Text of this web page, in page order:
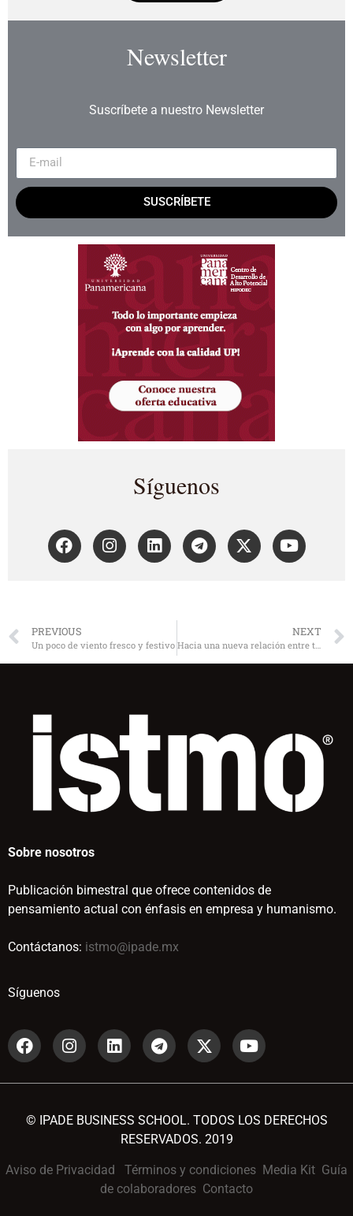
Newsletter
Suscríbete a nuestro Newsletter
SUSCRÍBETE
Síguenos
PREVIOUS
Un poco de viento fresco y festivo
NEXT
Hacia una nueva relación entre trabajo y ocio
Sobre nosotros
Publicación bimestral que ofrece contenidos de
pensamiento actual con énfasis en empresa y humanismo.
Contáctanos: istmo@ipade.mx
Síguenos
© IPADE BUSINESS SCHOOL. TODOS LOS DERECHOS
RESERVADOS. 2019
Aviso de Privacidad Términos y condiciones Media Kit Guía
de colaboradores Contacto